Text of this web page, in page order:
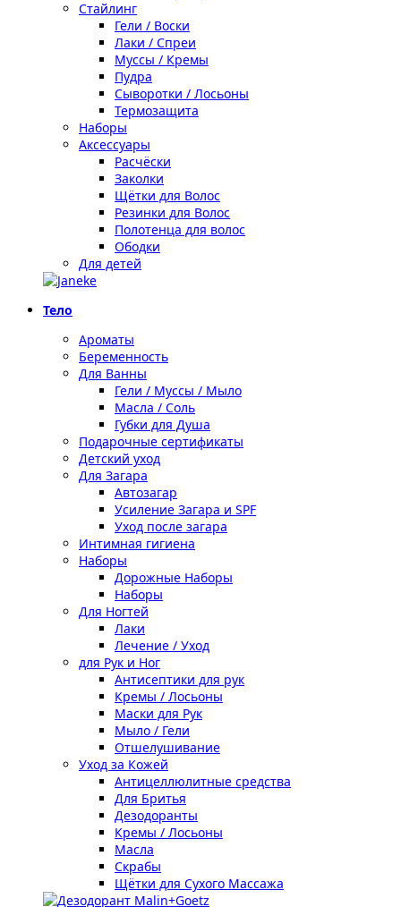
Стайлинг
Гели / Воски
Лаки / Спреи
Муссы / Кремы
Пудра
Сыворотки / Лосьоны
Термозащита
Наборы
Аксессуары
Расчёски
Заколки
Щётки для Волос
Резинки для Волос
Полотенца для волос
Ободки
Для детей
Тело
Ароматы
Беременность
Для Ванны
Гели / Муссы / Мыло
Масла / Соль
Губки для Душа
Подарочные сертификаты
Детский уход
Для Загара
Автозагар
Усиление Загара и SPF
Уход после загара
Интимная гигиена
Наборы
Дорожные Наборы
Наборы
Для Ногтей
Лаки
Лечение / Уход
для Рук и Ног
Антисептики для рук
Кремы / Лосьоны
Маски для Рук
Мыло / Гели
Отшелушивание
Уход за Кожей
Антицеллюлитные средства
Для Бритья
Дезодоранты
Кремы / Лосьоны
Масла
Скрабы
Щётки для Сухого Массажа